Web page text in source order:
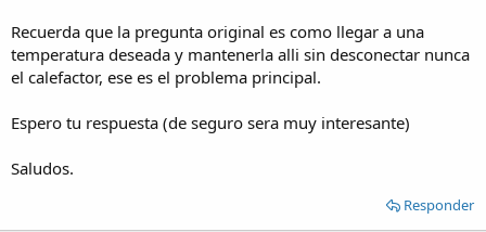
Recuerda que la pregunta original es como llegar a una
temperatura deseada y mantenerla alli sin desconectar nunca
el calefactor, ese es el problema principal.
Espero tu respuesta (de seguro sera muy interesante)
Saludos.
Responder